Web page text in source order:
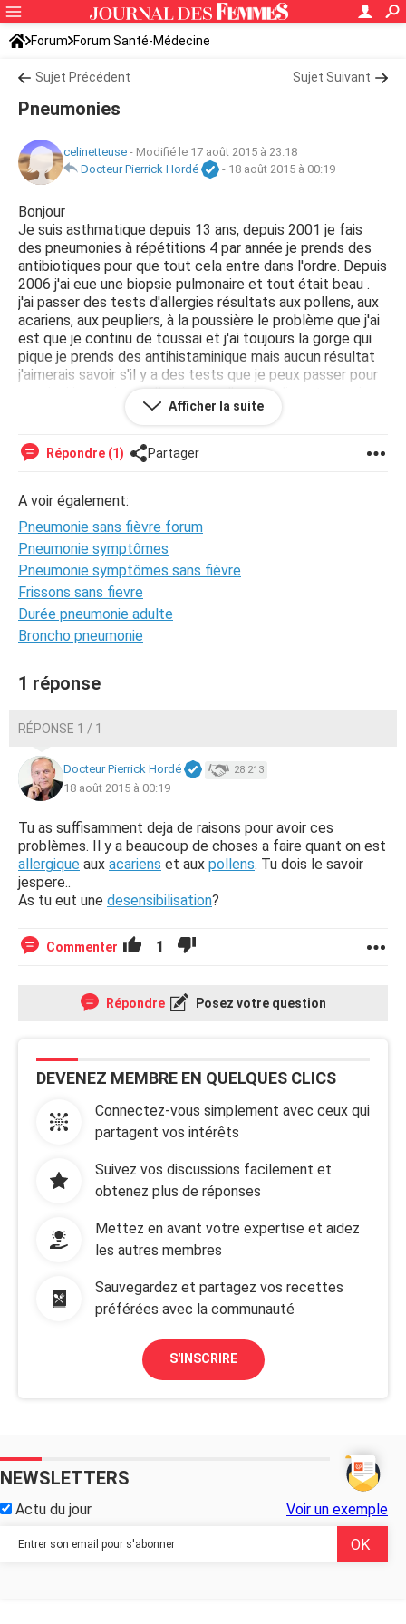
Forum Forum Santé-Médecine
Symptômes et maladies courantes
Sujet Précédent Sujet Suivant
Pneumonies
celinetteuse - Modifié le 17 août 2015 à 23:18
Docteur Pierrick Hordé
- 18 août 2015 à 00:19
Bonjour
Je suis asthmatique depuis 13 ans, depuis 2001 je fais
des pneumonies à répétitions 4 par année je prends des
antibiotiques pour que tout cela entre dans l'ordre. Depuis
2006 j'ai eue une biopsie pulmonaire et tout était beau .
j'ai passer des tests d'allergies résultats aux pollens, aux
acariens, aux peupliers, à la poussière le problème que j'ai
est que je continu de toussai et j'ai toujours la gorge qui
pique je prends des antihistaminique mais aucun résultat
j'aimerais savoir s'il y a des tests que je peux passer pour
savoir si je serai pas allergique a d'aucun aliments ou si
mon problème peut venir d'ailleur . merci de bien vouloir
Afficher la suite
Répondre (1) Partager
A voir également:
Pneumonie sans fièvre forum
Pneumonie symptômes
Pneumonie symptômes sans fièvre
Frissons sans fievre
Durée pneumonie adulte
Broncho pneumonie
1 réponse
RÉPONSE 1 / 1
Docteur Pierrick Hordé 28 213
18 août 2015 à 00:19
Tu as suffisamment deja de raisons pour avoir ces
problèmes. Il y a beaucoup de choses a faire quant on est
allergique aux acariens et aux pollens. Tu dois le savoir
jespere..
As tu eut une desensibilisation?
Commenter 1
Répondre Posez votre question
DEVENEZ MEMBRE EN QUELQUES CLICS
Connectez-vous simplement avec ceux qui
partagent vos intérêts
Suivez vos discussions facilement et
obtenez plus de réponses
Mettez en avant votre expertise et aidez
les autres membres
Sauvegardez et partagez vos recettes
préférées avec la communauté
S'INSCRIRE
NEWSLETTERS
Actu du jour Voir un exemple
...